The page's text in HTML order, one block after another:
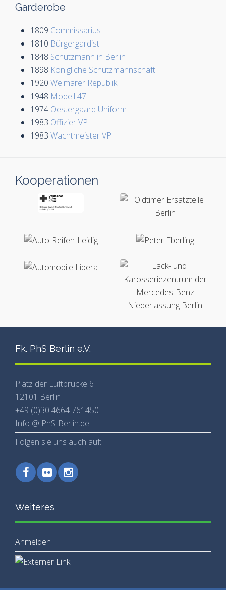
Garderobe
1809 Commissarius
1810 Bürgergardist
1848 Schutzmann in Berlin
1898 Königliche Schutzmannschaft
1920 Weimarer Republik
1948 Modell 47
1974 Oestergaard Uniform
1983 Offizier VP
1983 Wachtmeister VP
Kooperationen
Fk. PhS Berlin e.V.
Platz der Luftbrücke 6
12101 Berlin
+49 (0)30 4664 761450
Info @ PhS-Berlin.de
Folgen sie uns auch auf:
Weiteres
Anmelden